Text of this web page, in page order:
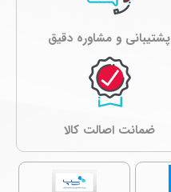
پشتیبانی و مشاوره دقیق
ﺿﻤﺎﻧﺖ اصالت کالا